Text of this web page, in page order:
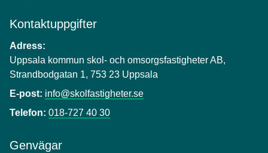
Kontaktuppgifter
Adress:
Uppsala kommun skol- och omsorgsfastigheter AB,
Strandbodgatan 1, 753 23 Uppsala
E-post: info@skolfastigheter.se
Telefon: 018-727 40 30
Genvägar